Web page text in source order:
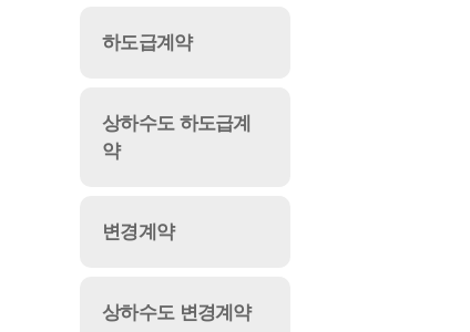
하도급계약
상하수도 하도급계
약
변경계약
상하수도 변경계약